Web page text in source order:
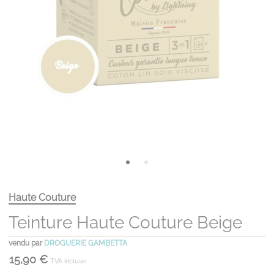
Haute Couture
Teinture Haute Couture Beige
vendu par DROGUERIE GAMBETTA
15,90 € TVA incluse